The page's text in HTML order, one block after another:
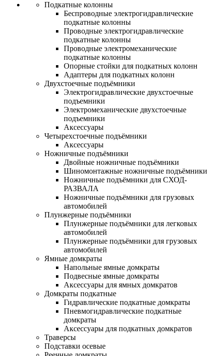
Подкатные колонны
Беспроводные электрогидравлические
подкатные колонны
Проводные электрогидравлические
подкатные колонны
Проводные электромеханические
подкатные колонны
Опорные стойки для подкатных колонн
Адаптеры для подкатных колонн
Двухстоечные подъёмники
Электрогидравлические двухстоечные
подъемники
Электромеханические двухстоечные
подъемники
Аксессуары
Четырехстоечные подъёмники
Аксессуары
Ножничные подъёмники
Двойные ножничные подъёмники
Шиномонтажные ножничные подъёмники
Ножничные подъёмники для СХОД-
РАЗВАЛА
Ножничные подъёмники для грузовых
автомобилей
Плунжерные подъёмники
Плунжерные подъёмники для легковых
автомобилей
Плунжерные подъёмники для грузовых
автомобилей
Ямные домкраты
Напольные ямные домкраты
Подвесные ямные домкраты
Аксессуары для ямных домкратов
Домкраты подкатные
Гидравлические подкатные домкраты
Пневмогидравлические подкатные
домкраты
Аксессуары для подкатных домкратов
Траверсы
Подставки осевые